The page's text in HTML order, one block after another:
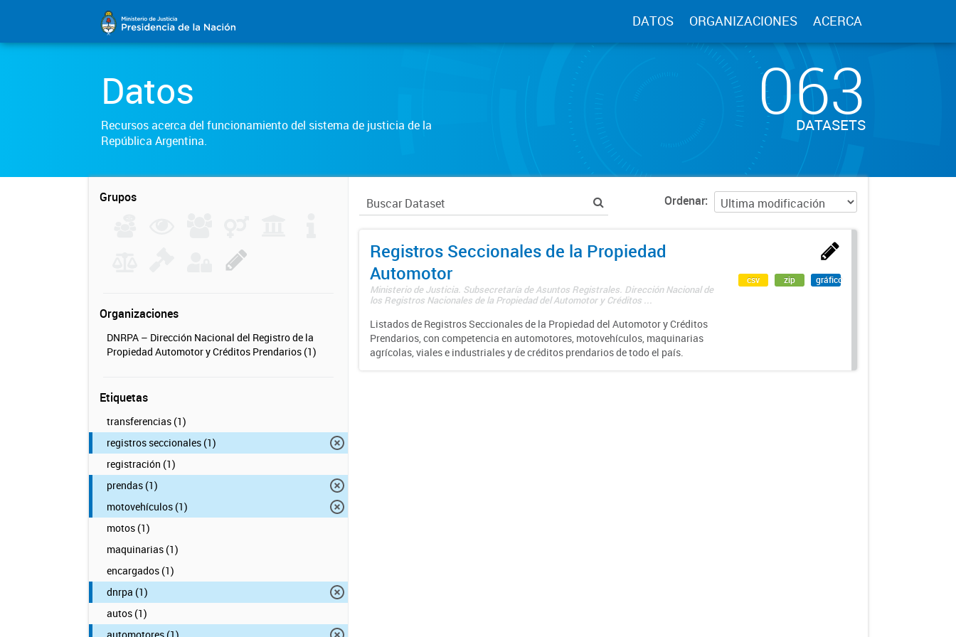
DATOS ORGANIZACIONES ACERCA
Datos
Recursos acerca del funcionamiento del sistema de justicia de la
República Argentina.
063
DATASETS
Grupos
Organizaciones
DNRPA – Dirección Nacional del Registro de la
Propiedad Automotor y Créditos Prendarios (1)
Etiquetas
transferencias (1)
registros seccionales (1)
registración (1)
prendas (1)
motovehículos (1)
motos (1)
maquinarias (1)
encargados (1)
dnrpa (1)
autos (1)
Ordenar
Registros Seccionales de la Propiedad
Automotor
Ministerio de Justicia. Subsecretaría de Asuntos Registrales. Dirección Nacional de
los Registros Nacionales de la Propiedad del Automotor y Créditos ...
Listados de Registros Seccionales de la Propiedad del Automotor y Créditos
Prendarios, con competencia en automotores, motovehículos, maquinarias
agrícolas, viales e industriales y de créditos prendarios de todo el país.
csv zip gráfico